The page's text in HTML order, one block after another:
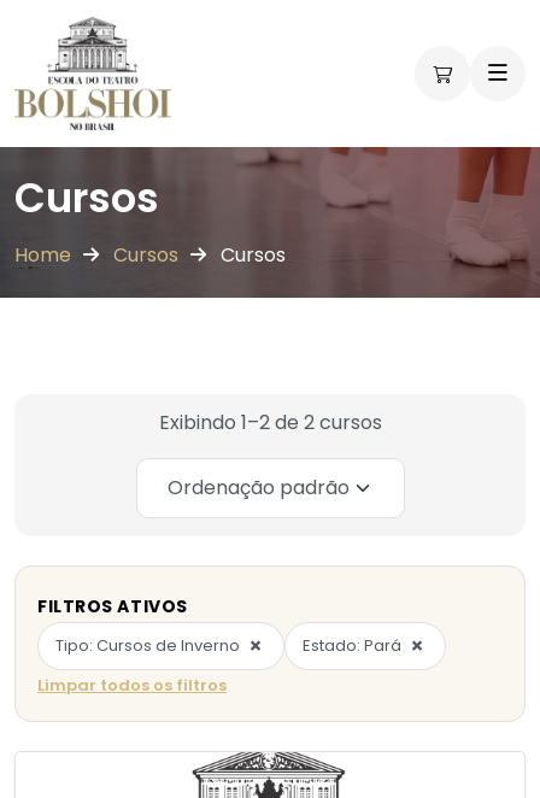
Cursos
Home Cursos Cursos
Exibindo 1–2 de 2 cursos
FILTROS ATIVOS
Tipo: Cursos de Inverno × Estado: Pará ×
Limpar todos os filtros